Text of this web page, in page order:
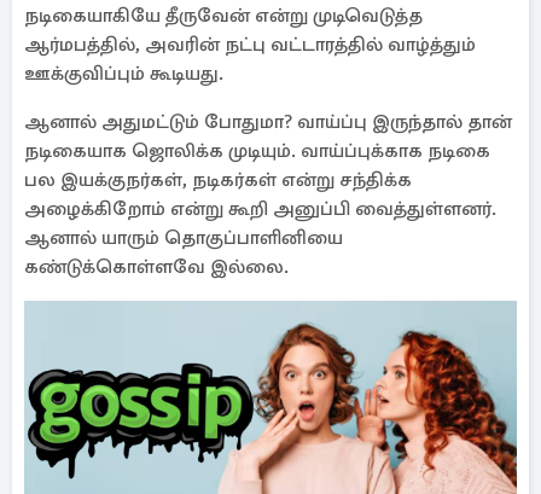
நடிகையாகியே தீருவேன் என்று முடிவெடுத்த
ஆர்மபத்தில், அவரின் நட்பு வட்டாரத்தில் வாழ்த்தும்
ஊக்குவிப்பும் கூடியது.
ஆனால் அதுமட்டும் போதுமா? வாய்ப்பு இருந்தால் தான்
நடிகையாக ஜொலிக்க முடியும். வாய்ப்புக்காக நடிகை
பல இயக்குநர்கள், நடிகர்கள் என்று சந்திக்க
அழைக்கிறோம் என்று கூறி அனுப்பி வைத்துள்ளனர்.
ஆனால் யாரும் தொகுப்பாளினியை
கண்டுக்கொள்ளவே இல்லை.